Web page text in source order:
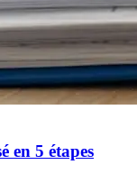
en 5 étapes